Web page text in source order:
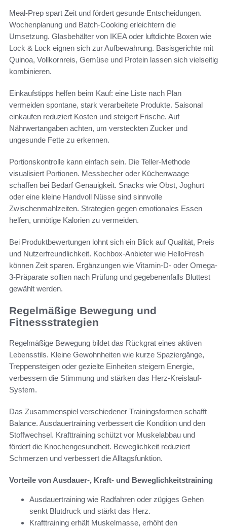
Meal-Prep spart Zeit und fördert gesunde Entscheidungen.
Wochenplanung und Batch-Cooking erleichtern die
Umsetzung. Glasbehälter von IKEA oder luftdichte Boxen wie
Lock & Lock eignen sich zur Aufbewahrung. Basisgerichte mit
Quinoa, Vollkornreis, Gemüse und Protein lassen sich vielseitig
kombinieren.
Einkaufstipps helfen beim Kauf: eine Liste nach Plan
vermeiden spontane, stark verarbeitete Produkte. Saisonal
einkaufen reduziert Kosten und steigert Frische. Auf
Nährwertangaben achten, um versteckten Zucker und
ungesunde Fette zu erkennen.
Portionskontrolle kann einfach sein. Die Teller-Methode
visualisiert Portionen. Messbecher oder Küchenwaage
schaffen bei Bedarf Genauigkeit. Snacks wie Obst, Joghurt
oder eine kleine Handvoll Nüsse sind sinnvolle
Zwischenmahlzeiten. Strategien gegen emotionales Essen
helfen, unnötige Kalorien zu vermeiden.
Bei Produktbewertungen lohnt sich ein Blick auf Qualität, Preis
und Nutzerfreundlichkeit. Kochbox-Anbieter wie HelloFresh
können Zeit sparen. Ergänzungen wie Vitamin-D- oder Omega-
3-Präparate sollten nach Prüfung und gegebenenfalls Bluttest
gewählt werden.
Regelmäßige Bewegung und
Fitnessstrategien
Regelmäßige Bewegung bildet das Rückgrat eines aktiven
Lebensstils. Kleine Gewohnheiten wie kurze Spaziergänge,
Treppensteigen oder gezielte Einheiten steigern Energie,
verbessern die Stimmung und stärken das Herz-Kreislauf-
System.
Das Zusammenspiel verschiedener Trainingsformen schafft
Balance. Ausdauertraining verbessert die Kondition und den
Stoffwechsel. Krafttraining schützt vor Muskelabbau und
fördert die Knochengesundheit. Beweglichkeit reduziert
Schmerzen und verbessert die Alltagsfunktion.
Vorteile von Ausdauer-, Kraft- und Beweglichkeitstraining
Ausdauertraining wie Radfahren oder zügiges Gehen
senkt Blutdruck und stärkt das Herz.
Krafttraining erhält Muskelmasse, erhöht den